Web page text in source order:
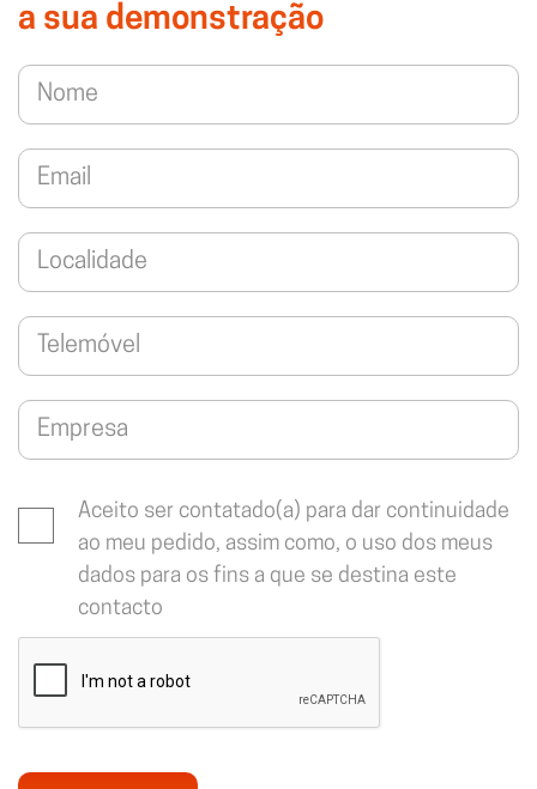
a sua demonstração
Aceito ser contatado(a) para dar continuidade
ao meu pedido, assim como, o uso dos meus
dados para os fins a que se destina este
contacto